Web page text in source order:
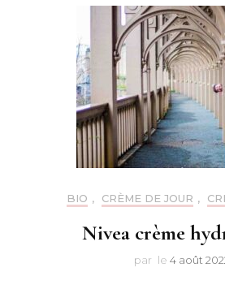
BIO , CRÈME DE JOUR ,
Nivea crème
par le 4 août